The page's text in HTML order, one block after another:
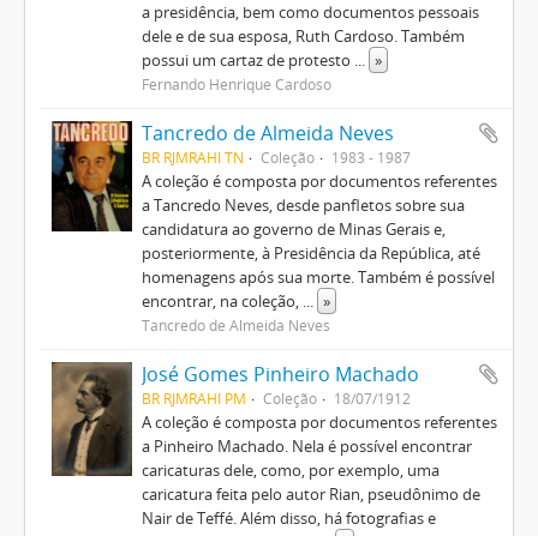
a presidência, bem como documentos pessoais
dele e de sua esposa, Ruth Cardoso. Também
possui um cartaz de protesto ... »
Fernando Henrique Cardoso
Tancredo de Almeida Neves
BR RJMRAHI TN Coleção 1983 - 1987
A coleção é composta por documentos referentes
a Tancredo Neves, desde panfletos sobre sua
candidatura ao governo de Minas Gerais e,
posteriormente, à Presidência da República, até
homenagens após sua morte. Também é possível
encontrar, na coleção, ... »
Tancredo de Almeida Neves
José Gomes Pinheiro Machado
BR RJMRAHI PM Coleção 18/07/1912
A coleção é composta por documentos referentes
a Pinheiro Machado. Nela é possível encontrar
caricaturas dele, como, por exemplo, uma
caricatura feita pelo autor Rian, pseudônimo de
Nair de Teffé. Além disso, há fotografias e